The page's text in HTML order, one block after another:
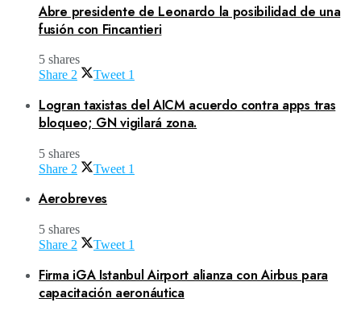
Abre presidente de Leonardo la posibilidad de una
fusión con Fincantieri
5 shares
Share 2 Tweet 1
Logran taxistas del AICM acuerdo contra apps tras
bloqueo; GN vigilará zona.
5 shares
Share 2 Tweet 1
Aerobreves
5 shares
Share 2 Tweet 1
Firma iGA Istanbul Airport alianza con Airbus para
capacitación aeronáutica